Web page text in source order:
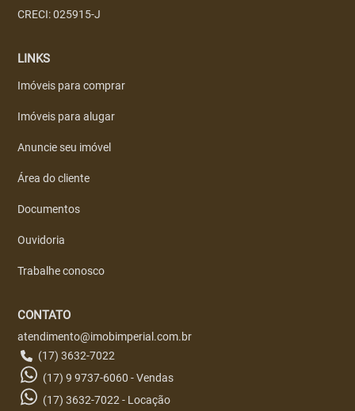
CRECI: 025915-J
LINKS
Imóveis para comprar
Imóveis para alugar
Anuncie seu imóvel
Área do cliente
Documentos
Ouvidoria
Trabalhe conosco
CONTATO
atendimento@imobimperial.com.br
(17) 3632-7022
(17) 9 9737-6060 - Vendas
(17) 3632-7022 - Locação